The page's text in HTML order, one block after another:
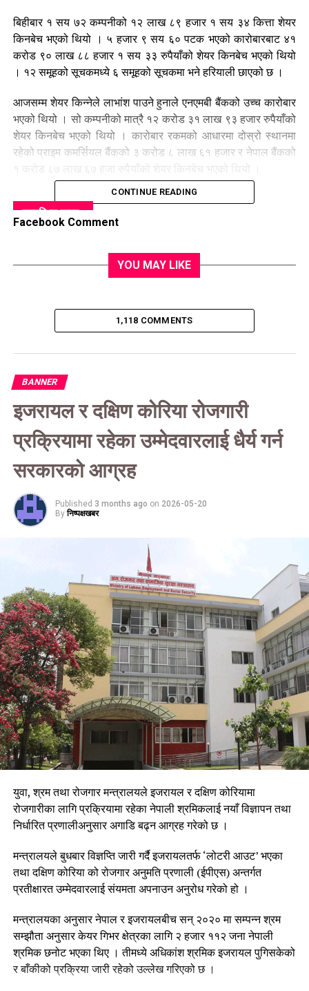
बिहीबार १ सय ७२ कम्पनीको १२ लाख ८९ हजार १ सय ३४ कित्ता शेयर
किनबेच भएको थियो । ५ हजार ९ सय ६० पटक भएको कारोबारबाट ४१
करोड ९० लाख ८८ हजार १ सय ३३ रुपैयाँको शेयर किनबेच भएको थियो
। १२ समूहको सूचकमध्ये ६ समूहको सूचकमा भने हरियाली छाएको छ ।
आजसम्म शेयर किन्नेले लाभांश पाउने हुनाले एनएमबी बैंकको उच्च कारोबार
भएको थियो । सो कम्पनीको मात्रै १२ करोड ३१ लाख ९३ हजार रुपैयाँको
शेयर किनबेच भएको थियो । कारोबार रकमको आधारमा दोस्रो स्थानमा
रहेको प्राइम कमर्सियल बैंकको ३ करोड ८ लाख ६१ हजार र नेपाल बैंकको
सम्बन्धित खवर :
त्रिविको ४५ औं दीक्षान्त समारोह सम्पन्न
CONTINUE READING
Facebook Comment
YOU MAY LIKE
1,118 COMMENTS
BANNER
इजरायल र दक्षिण कोरिया रोजगारी
प्रक्रियामा रहेका उम्मेदवारलाई धैर्य गर्न
सरकारको आग्रह
Published 3 months ago on 2026-05-20
By निष्पक्षखबर
युवा, श्रम तथा रोजगार मन्त्रालयले इजरायल र दक्षिण कोरियामा
रोजगारीका लागि प्रक्रियामा रहेका नेपाली श्रमिकलाई नयाँ विज्ञापन तथा
निर्धारित प्रणालीअनुसार अगाडि बढ्न आग्रह गरेको छ ।
मन्त्रालयले बुधबार विज्ञप्ति जारी गर्दै इजरायलतर्फ ‘लोटरी आउट’ भएका
तथा दक्षिण कोरिया को रोजगार अनुमति प्रणाली (ईपीएस) अन्तर्गत
प्रतीक्षारत उम्मेदवारलाई संयमता अपनाउन अनुरोध गरेको हो ।
मन्त्रालयका अनुसार नेपाल र इजरायलबीच सन् २०२० मा सम्पन्न श्रम
सम्झौता अनुसार केयर गिभर क्षेत्रका लागि २ हजार ११२ जना नेपाली
श्रमिक छनोट भएका थिए । तीमध्ये अधिकांश श्रमिक इजरायल पुगिसकेको
र बाँकीको प्रक्रिया जारी रहेको उल्लेख गरिएको छ ।